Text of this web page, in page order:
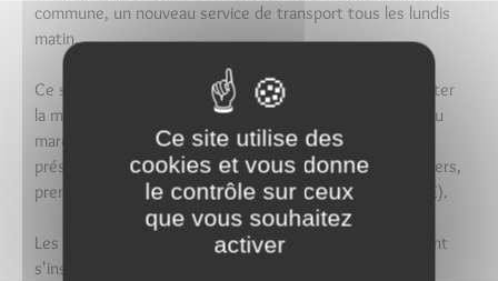
commune, un nouveau service de transport tous les lundis
matin.
Ce service mis en place en 2015 a pour objectif de faciliter
la mobilité des habitants notamment pour leurs achats au
marché hebdomadaire et aux différents commerces
présents sur la commune. Seule obligation pour les usagers,
prendre une adhésion au centre socioculturel (tarif : 10€).
Les personnes souhaitant bénéficier de ce service doivent
s'inscrire au plus tard le vendredi à la mairie
Ce site utilise des
cookies et vous donne
le contrôle sur ceux
que vous souhaitez
activer